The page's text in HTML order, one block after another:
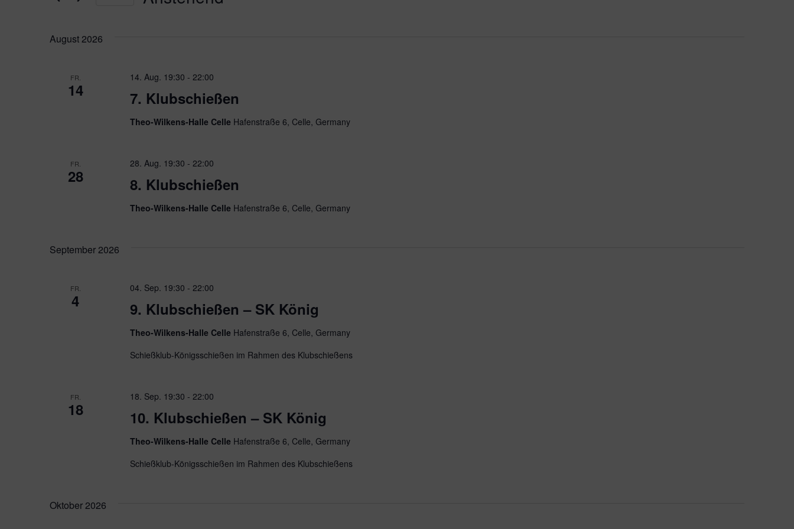
Ansichten,
Navigation
August 2026
FR.
14 7. Klubschießen
14. Aug. 19:30 - 22:00
Theo-Wilkens-Halle Celle Hafenstraße 6, Celle, Germany
FR.
28 8. Klubschießen
28. Aug. 19:30 - 22:00
Theo-Wilkens-Halle Celle Hafenstraße 6, Celle, Germany
September 2026
FR.
4 9. Klubschießen – SK König
04. Sep. 19:30 - 22:00
Theo-Wilkens-Halle Celle Hafenstraße 6, Celle, Germany
Schießklub-Königsschießen im Rahmen des Klubschießens
FR.
18 10. Klubschießen – SK König
18. Sep. 19:30 - 22:00
Theo-Wilkens-Halle Celle Hafenstraße 6, Celle, Germany
Schießklub-Königsschießen im Rahmen des Klubschießens
Oktober 2026